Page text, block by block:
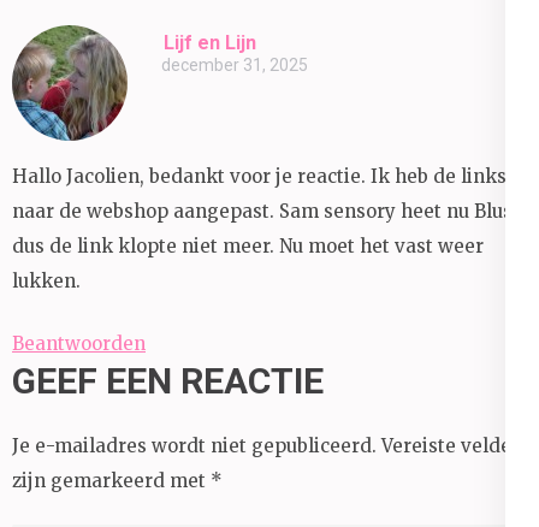
Lijf en Lijn
december 31, 2025
Hallo Jacolien, bedankt voor je reactie. Ik heb de links
naar de webshop aangepast. Sam sensory heet nu Bluss,
dus de link klopte niet meer. Nu moet het vast weer
lukken.
Beantwoorden
GEEF EEN REACTIE
Je e-mailadres wordt niet gepubliceerd. Vereiste velden
zijn gemarkeerd met *